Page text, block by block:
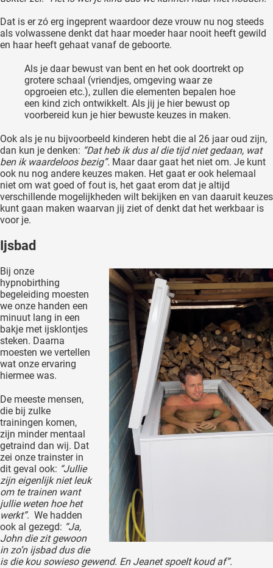
Dat is er zó erg ingeprent waardoor deze vrouw nu nog steeds
als volwassene denkt dat haar moeder haar nooit heeft gewild
en haar heeft gehaat vanaf de geboorte.
Als je daar bewust van bent en het ook doortrekt op
grotere schaal (vriendjes, omgeving waar ze
opgroeien etc.), zullen die elementen bepalen hoe
een kind zich ontwikkelt. Als jij je hier bewust op
voorbereid kun je hier bewuste keuzes in maken.
Ook als je nu bijvoorbeeld kinderen hebt die al 26 jaar oud zijn,
dan kun je denken: “Dat heb ik dus al die tijd niet gedaan, wat
ben ik waardeloos bezig”. Maar daar gaat het niet om. Je kunt
ook nu nog andere keuzes maken. Het gaat er ook helemaal
niet om wat goed of fout is, het gaat erom dat je altijd
verschillende mogelijkheden wilt bekijken en van daaruit keuzes
kunt gaan maken waarvan jij ziet of denkt dat het werkbaar is
voor je.
Ijsbad
Bij onze
hypnobirthing
begeleiding moesten
we onze handen een
minuut lang in een
bakje met ijsklontjes
steken. Daarna
moesten we vertellen
wat onze ervaring
hiermee was.
De meeste mensen,
die bij zulke
trainingen komen,
zijn minder mentaal
getraind dan wij. Dat
zei onze trainster in
dit geval ook: “Jullie
zijn eigenlijk niet leuk
om te trainen want
jullie weten hoe het
werkt”. We hadden
ook al gezegd: “Ja,
John die zit gewoon
in zo’n ijsbad dus die
is die kou sowieso gewend. En Jeanet spoelt koud af”.